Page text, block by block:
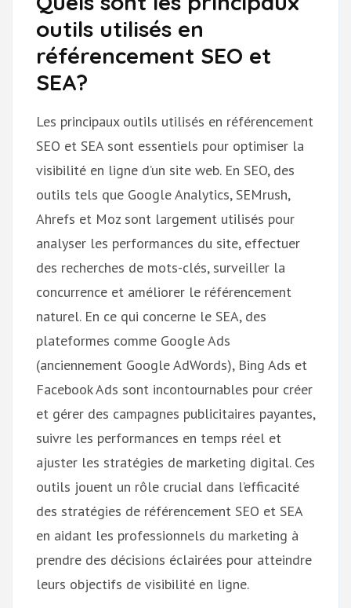
outils utilisés en
référencement SEO et
SEA?
Les principaux outils utilisés en référencement
SEO et SEA sont essentiels pour optimiser la
visibilité en ligne d’un site web. En SEO, des
outils tels que Google Analytics, SEMrush,
Ahrefs et Moz sont largement utilisés pour
analyser les performances du site, effectuer
des recherches de mots-clés, surveiller la
concurrence et améliorer le référencement
naturel. En ce qui concerne le SEA, des
plateformes comme Google Ads
(anciennement Google AdWords), Bing Ads et
Facebook Ads sont incontournables pour créer
et gérer des campagnes publicitaires payantes,
suivre les performances en temps réel et
ajuster les stratégies de marketing digital. Ces
outils jouent un rôle crucial dans l’efficacité
des stratégies de référencement SEO et SEA
en aidant les professionnels du marketing à
prendre des décisions éclairées pour atteindre
leurs objectifs de visibilité en ligne.